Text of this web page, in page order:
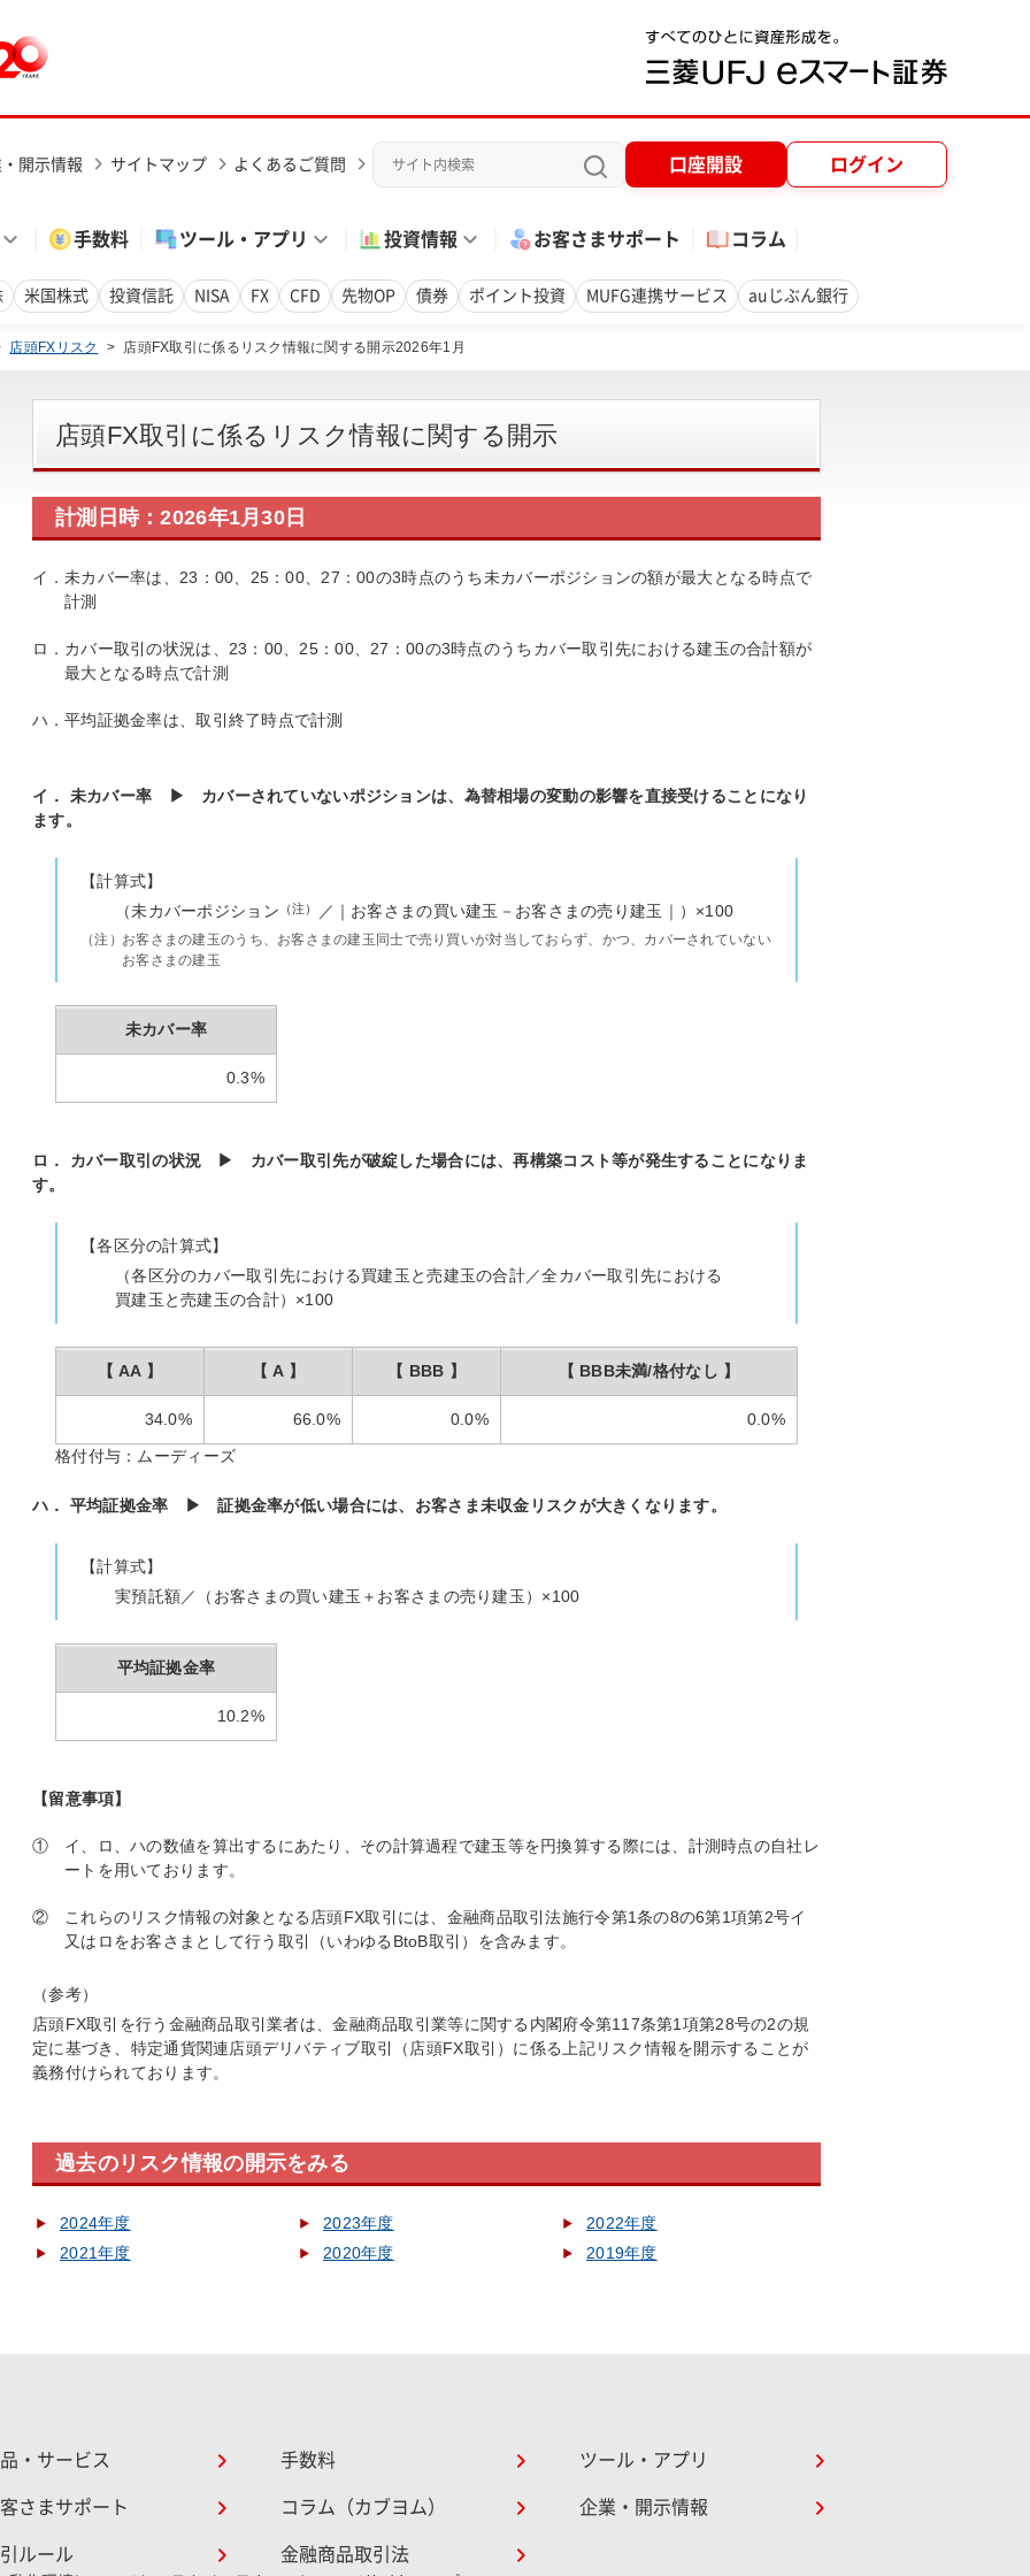
開示情報 サイトマップ よくあるご質問 口座開設 ログイン
手数料 ツール・アプリ 投資情報 お客さまサポート コラム
米国株式 投資信託 NISA FX CFD 先物OP 債券 ポイント投資 MUFG連携サービス auじぶん銀行
店頭FXリスク > 店頭FX取引に係るリスク情報に関する開示2026年1月
店頭FX取引に係るリスク情報に関する開示
計測日時：2026年1月30日
イ．未カバー率は、23：00、25：00、27：00の3時点のうち未カバーポジションの額が最大となる時点で
計測
ロ． カバー取引の状況は、23：00、25：00、27：00の3時点のうちカバー取引先における建玉の合計額が
最大となる時点で計測
ハ．平均証拠金率は、取引終了時点で計測
イ． 未カバー率 ▶ カバーされていないポジションは、為替相場の変動の影響を直接受けることになり
ます。
【計算式】
（未カバーポジション （注） ／｜お客さまの買い建玉－お客さまの売り建玉｜）×100
（注） お客さまの建玉のうち、お客さまの建玉同士で売り買いが対当しておらず、かつ、カバーされていない
お客さまの建玉
未カバー率
0.3%
ロ． カバー取引の状況 ▶ カバー取引先が破綻した場合には、再構築コスト等が発生することになりま
す。
【各区分の計算式】
（各区分のカバー取引先における買建玉と売建玉の合計／全カバー取引先における
買建玉と売建玉の合計）×100
【 AA 】 【 A 】 【 BBB 】 【 BBB未満/格付なし 】
34.0% 66.0% 0.0%
0.0%
格付付与：ムーディーズ
ハ． 平均証拠金率 ▶ 証拠金率が低い場合には、お客さま未収金リスクが大きくなります。
【計算式】
実預託額／（お客さまの買い建玉＋お客さまの売り建玉）×100
平均証拠金率
10.2%
【留意事項】
①
イ、ロ、ハの数値を算出するにあたり、その計算過程で建玉等を円換算する際には、計測時点の自社レ
ートを用いております。
②
これらのリスク情報の対象となる店頭FX取引には、金融商品取引法施行令第1条の8の6第1項第2号イ
又はロをお客さまとして行う取引（いわゆるBtoB取引）を含みます。
（参考）
店頭FX取引を行う金融商品取引業者は、金融商品取引業等に関する内閣府令第117条第1項第28号の2の規
定に基づき、特定通貨関連店頭デリバティブ取引（店頭FX取引）に係る上記リスク情報を開示することが
義務付けられております。
過去のリスク情報の開示をみる
2024年度 2023年度
2022年度
2021年度
2020年度 2019年度
・サービス 手数料 ツール・アプリ
さまサポート コラム（カブヨム） 企業・開示情報
ルール 金融商品取引法